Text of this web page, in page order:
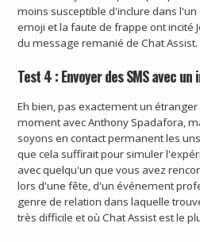
moins susceptible d'inclure dans
emoji et la faute de frappe ont incité
du message remanié de Chat Assist.
Test 4 : Envoyer des SMS avec un
Eh bien, pas exactement un
moment avec Anthony Spadafora,
soyons en contact permanent les
que cela suffirait pour simuler
avec quelqu'un que vous avez
lors d'une fête, d'un événement
genre de relation dans laquelle
très difficile et où Chat Assist est le